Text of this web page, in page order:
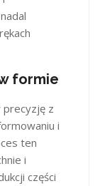
formie
precyzję z
i
ten
i
części